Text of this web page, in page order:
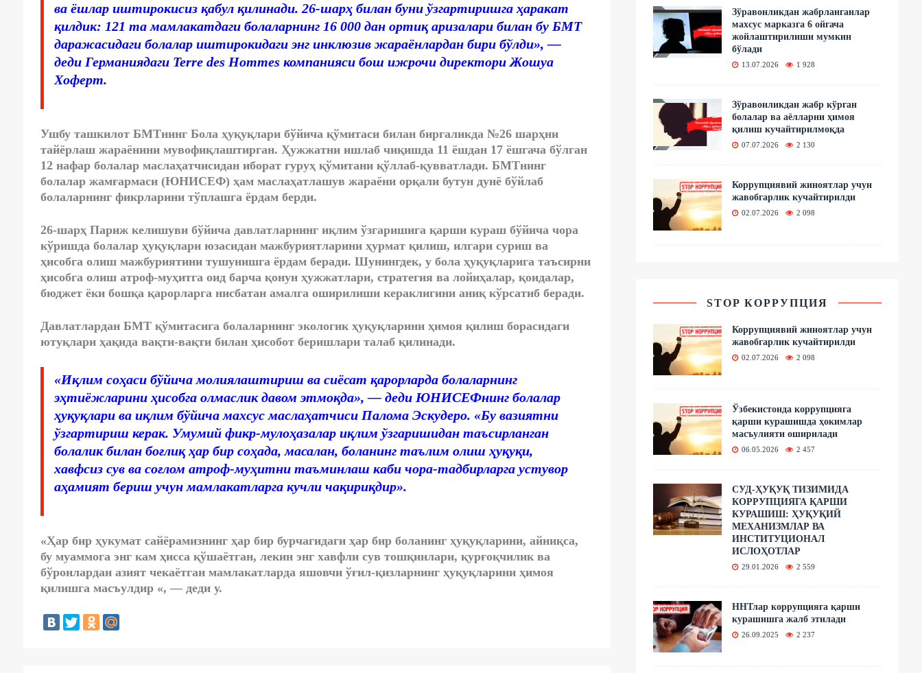
ва ёшлар иштирокисиз қабул қилинади. 26-шарҳ билан буни ўзгартиришга ҳаракат
қилдик: 121 та мамлакатдаги болаларнинг 16 000 дан ортиқ аризалари билан бу БМТ
даражасидаги болалар иштирокидаги энг инклюзив жараёнлардан бири бўлди», —
деди Германиядаги Terre des Hommes компанияси бош ижрочи директори Жошуа
Хоферт.
Ушбу ташкилот БМТнинг Бола ҳуқуқлари бўйича қўмитаси билан биргаликда №26 шарҳни
тайёрлаш жараёнини мувофиқлаштирган. Ҳужжатни ишлаб чиқишда 11 ёшдан 17 ёшгача бўлган
12 нафар болалар маслаҳатчисидан иборат гуруҳ қўмитани қўллаб-қувватлади. БМТнинг
болалар жамғармаси (ЮНИСEФ) ҳам маслаҳатлашув жараёни орқали бутун дунё бўйлаб
болаларнинг фикрларини тўплашга ёрдам берди.
26-шарҳ Париж келишуви бўйича давлатларнинг иқлим ўзгаришига қарши кураш бўйича чора
кўришда болалар ҳуқуқлари юзасидан мажбуриятларини ҳурмат қилиш, илгари суриш ва
ҳисобга олиш мажбуриятини тушунишга ёрдам беради. Шунингдек, у бола ҳуқуқларига таъсирни
ҳисобга олиш атроф-муҳитга оид барча қонун ҳужжатлари, стратегия ва лойиҳалар, қоидалар,
бюджет ёки бошқа қарорларга нисбатан амалга оширилиши кераклигини аниқ кўрсатиб беради.
Давлатлардан БМТ қўмитасига болаларнинг экологик ҳуқуқларини ҳимоя қилиш борасидаги
ютуқлари ҳақида вақти-вақти билан ҳисобот беришлари талаб қилинади.
«Иқлим соҳаси бўйича молиялаштириш ва сиёсат қарорларда болаларнинг
эҳтиёжларини ҳисобга олмаслик давом этмоқда», — деди ЮНИСEФнинг болалар
ҳуқуқлари ва иқлим бўйича махсус маслаҳатчиси Палома Эскудеро. «Бу вазиятни
ўзгартириш керак. Умумий фикр-мулоҳазалар иқлим ўзгаришидан таъсирланган
болалик билан боғлиқ ҳар бир соҳада, масалан, боланинг таълим олиш ҳуқуқи,
хавфсиз сув ва соғлом атроф-муҳитни таъминлаш каби чора-тадбирларга устувор
аҳамият бериш учун мамлакатларга кучли чақириқдир».
«Ҳар бир ҳукумат сайёрамизнинг ҳар бир бурчагидаги ҳар бир боланинг ҳуқуқларини, айниқса,
бу муаммога энг кам ҳисса қўшаётган, лекин энг хавфли сув тошқинлари, қурғоқчилик ва
бўронлардан азият чекаётган мамлакатларда яшовчи ўғил-қизларнинг ҳуқуқларини ҳимоя
қилишга масъулдир «, — деди у.
Зўравонликдан жабрланганлар
махсус марказга 6 ойгача
жойлаштирилиши мумкин
бўлади
13.07.2026 1 928
Зўравонликдан жабр кўрган
болалар ва аёлларни ҳимоя
қилиш кучайтирилмоқда
07.07.2026 2 130
Коррупциявий жиноятлар учун
жавобгарлик кучайтирилди
02.07.2026 2 098
STOP КОРРУПЦИЯ
Коррупциявий жиноятлар учун
жавобгарлик кучайтирилди
02.07.2026 2 098
Ўзбекистонда коррупцияга
қарши курашишда ҳокимлар
масъулияти оширилади
06.05.2026 2 457
СУД-ҲУҚУҚ ТИЗИМИДА
КОРРУПЦИЯГА ҚАРШИ
КУРАШИШ: ҲУҚУҚИЙ
МЕХАНИЗМЛАР ВА
ИНСТИТУЦИОНАЛ
ИСЛОҲОТЛАР
29.01.2026 2 559
ННТлар коррупцияга қарши
курашишга жалб этилади
26.09.2025 2 237